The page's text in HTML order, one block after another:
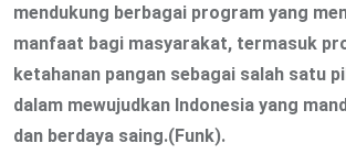
mendukung berbagai program yang
manfaat bagi masyarakat, termasuk
ketahanan pangan sebagai salah satu
dalam mewujudkan Indonesia yang
dan berdaya saing.(Funk).